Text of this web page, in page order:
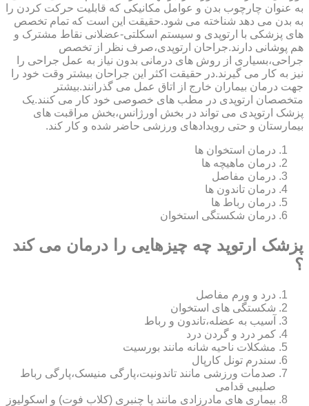
به عنوان چارچوب بدن و عوامل مکانیکی که قابلیت حرکت کردن را
به بدن می دهد شناخته می شود.حقیقت این است که تمام تخصص
های پزشکی با ارتوپدی و سیستم اسکلتی-عضلانی نقاط مشترک و
هم پوشانی دارند.جراحان ارتوپدی،صرف نظر از تخصص
جراحی،بسیاری از روش های درمانی بدون نیاز به عمل جراحی را
نیز به کار می گیرند.در حقیقت اکثر این جراحان بیشتر وقت خود را
جهت درمان بیماران خارج از اتاق عمل می گذرانند.بیشتر
متخصصان ارتوپدی در مطب های خصوصی خود کار می کنند.یک
پزشک ارتوپدی می تواند در بخش اورژانس،بخش مراقبت های
بیمارستان و حتی رویدادهای ورزشی حاضر شده و کار کند.
درمان استخوان ها
درمان ماهیچه ها
درمان مفاصل
درمان تاندون ها
درمان رباط ها
درمان شکستگی استخوان
پزشک ارتوپد چه چیزهایی را درمان می کند
؟
درد و ورم مفاصل
شکستگی های استخوان
آسیب به عضله،تاندون و رباط
کمر درد و گردن درد
مشکلات ناحیه شانه مانند بورسیت
سندرم تونل کارپال
صدمات ورزشی مانند تاندونیت،پارگی منیسک،پارگی رباط
صلیبی قدامی
بیماری های مادرزادی مانند پا چنبری (کلاب فوت) و اسکولیوز